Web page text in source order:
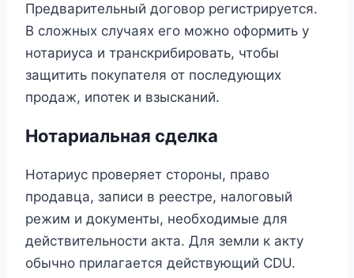
Предварительный договор регистрируется.
В сложных случаях его можно оформить у
нотариуса и транскрибировать, чтобы
защитить покупателя от последующих
продаж, ипотек и взысканий.
Нотариальная сделка
Нотариус проверяет стороны, право
продавца, записи в реестре, налоговый
режим и документы, необходимые для
действительности акта. Для земли к акту
обычно прилагается действующий CDU.